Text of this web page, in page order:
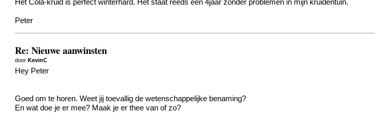
Het Cola-kruid is perfect winterhard. Het staat reeds een 4jaar zonder problemen in mijn kruidentuin.
Peter
Re: Nieuwe aanwinsten
doorKevinC
Hey Peter
Goed om te horen. Weet jij toevallig de wetenschappelijke benaming?
En wat doe je er mee? Maak je er thee van of zo?